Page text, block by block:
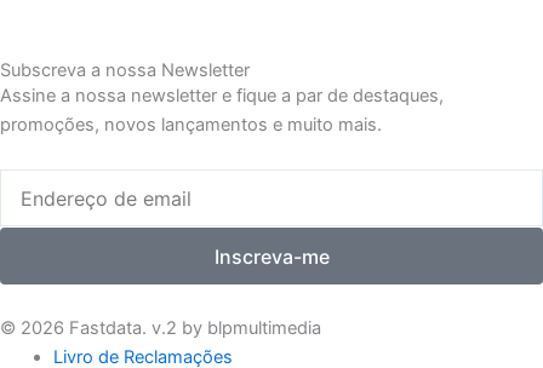
Subscreva a nossa Newsletter
Assine a nossa newsletter e fique a par de destaques,
promoções, novos lançamentos e muito mais.
Inscreva-me
© 2026 Fastdata. v.2 by blpmultimedia
Livro de Reclamações